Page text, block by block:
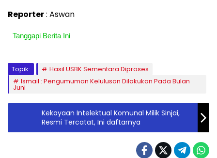
Reporter: Aswan
Tanggapi Berita Ini
Topik:
Hasil USBK Sementara Diproses
Ismail : Pengumuman Kelulusan Dilakukan Pada Bulan
Juni
Kekayaan Intelektual Komunal Milik Sinjai,
Resmi Tercatat, Ini daftarnya